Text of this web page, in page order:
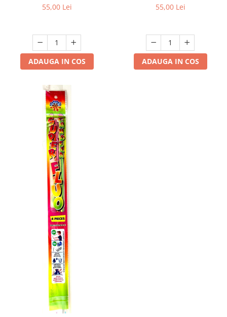
55,00 Lei
ADAUGA IN COS
55,00 Lei
ADAUGA IN COS